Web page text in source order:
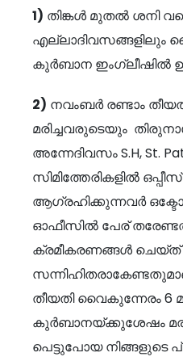
1) തിങ്കൾ മുതൽ ശനി
എല്ലാദിവസങ്ങളിലും
കുർബാന ഇംഗ്ലീഷിൽ
2) നവംബർ രണ്ടാം
മരിച്ചവരുടെയും
അന്നേദിവസം S.H, St.
സിമിത്തേരികളിൽ
ആഗ്രഹിക്കുന്നവർ
ഓഫീസിൽ പേര്
ക്രമീകരണങ്ങൾ ചെയ്ത്
തീയതി വൈകുന്നേരം 6
കുർബാനയ്ക്കുശേഷം
പെട്ടുപോയ നിങ്ങളുടെ